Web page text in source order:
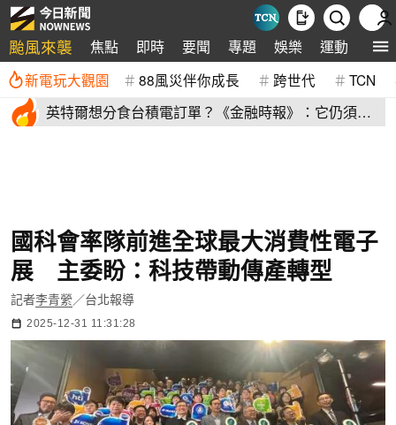
颱風來襲 焦點 即時 要聞 專題 娛樂 運動 全球
新電玩大觀園 88風災伴你成長 跨世代 TCN
英特爾想分食台積電訂單？《金融時報》：它仍須證
國科會率隊前進全球最大消費性電子
展 主委盼：科技帶動傳產轉型
記者李青縈 ／台北報導
2025-12-31 11:31:28